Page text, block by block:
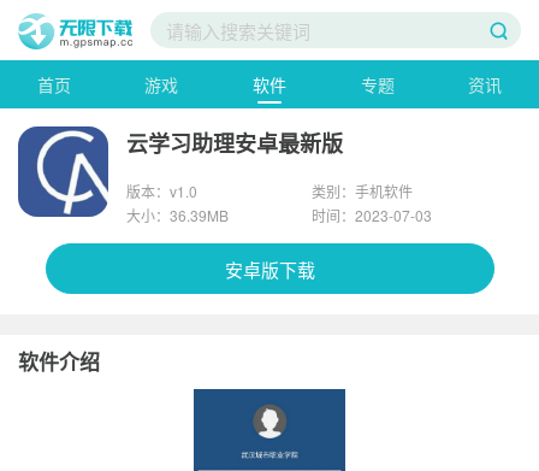
首页 游戏 软件 专题 资讯
云学习助理安卓最新版
版本：v1.0
类别：手机软件
大小：36.39MB
时间：2023-07-03
安卓版下载
软件介绍